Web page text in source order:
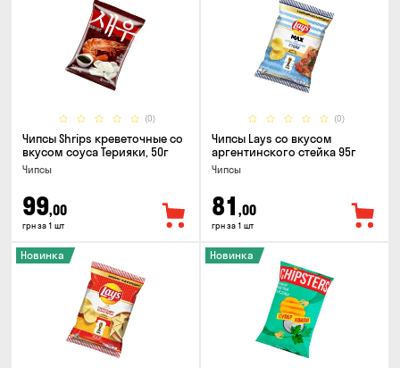
(0)
Чипсы Shrips креветочные со
вкусом соуса Терияки, 50г
Чипсы
99,00
грн за 1 шт
(0)
Чипсы Lays со вкусом
аргентинского стейка 95г
Чипсы
81 ,00
грн за 1 шт
Новинка Новинка